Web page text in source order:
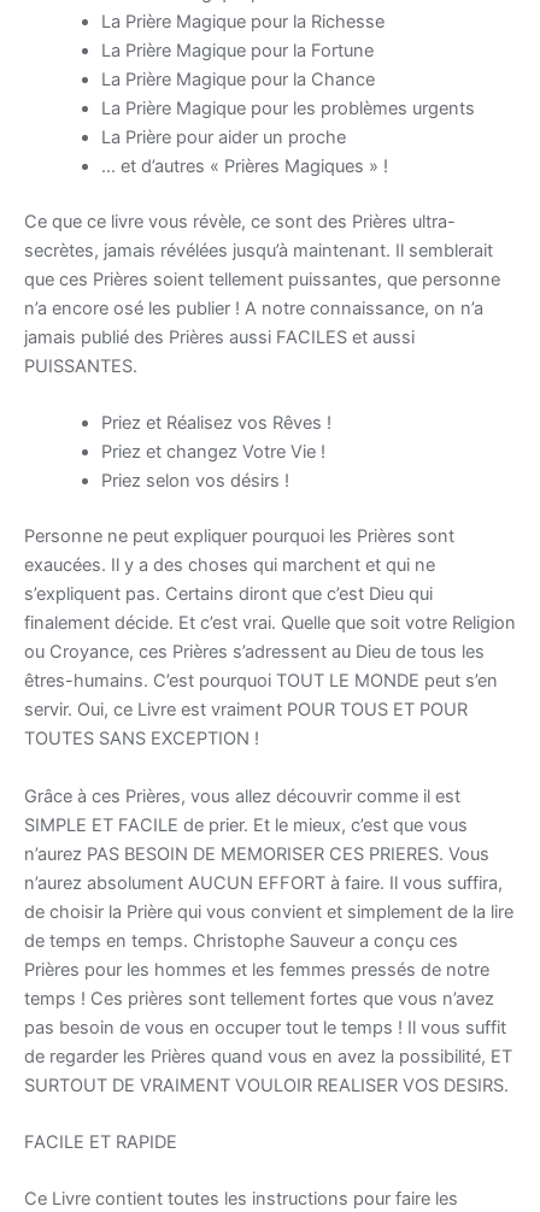
La Prière Magique pour la Richesse
La Prière Magique pour la Fortune
La Prière Magique pour la Chance
La Prière Magique pour les problèmes urgents
La Prière pour aider un proche
… et d’autres « Prières Magiques » !
Ce que ce livre vous révèle, ce sont des Prières ultra-
secrètes, jamais révélées jusqu’à maintenant. Il semblerait
que ces Prières soient tellement puissantes, que personne
n’a encore osé les publier ! A notre connaissance, on n’a
jamais publié des Prières aussi FACILES et aussi
PUISSANTES.
Priez et Réalisez vos Rêves !
Priez et changez Votre Vie !
Priez selon vos désirs !
Personne ne peut expliquer pourquoi les Prières sont
exaucées. Il y a des choses qui marchent et qui ne
s’expliquent pas. Certains diront que c’est Dieu qui
finalement décide. Et c’est vrai. Quelle que soit votre Religion
ou Croyance, ces Prières s’adressent au Dieu de tous les
êtres-humains. C’est pourquoi TOUT LE MONDE peut s’en
servir. Oui, ce Livre est vraiment POUR TOUS ET POUR
TOUTES SANS EXCEPTION !
Grâce à ces Prières, vous allez découvrir comme il est
SIMPLE ET FACILE de prier. Et le mieux, c’est que vous
n’aurez PAS BESOIN DE MEMORISER CES PRIERES. Vous
n’aurez absolument AUCUN EFFORT à faire. Il vous suffira,
de choisir la Prière qui vous convient et simplement de la lire
de temps en temps. Christophe Sauveur a conçu ces
Prières pour les hommes et les femmes pressés de notre
temps ! Ces prières sont tellement fortes que vous n’avez
pas besoin de vous en occuper tout le temps ! Il vous suffit
de regarder les Prières quand vous en avez la possibilité, ET
SURTOUT DE VRAIMENT VOULOIR REALISER VOS DESIRS.
FACILE ET RAPIDE
Ce Livre contient toutes les instructions pour faire les